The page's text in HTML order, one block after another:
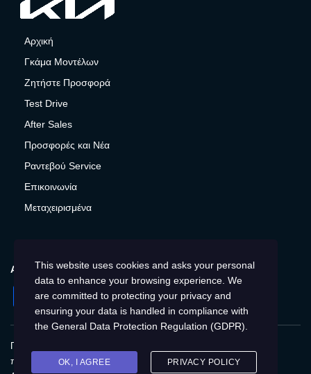
Αρχική
Γκάμα Μοντέλων
Ζητήστε Προσφορά
Test Drive
After Sales
Προσφορές και Νέα
Ραντεβού Service
Επικοινωνία
Μεταχειρισμένα
ΑΚΟΛΟΥΘΉΣΤΕ ΜΑΣ
Facebook
Instagram
Twitter
YouTube
Πολιτική Απορρήτου
προσωπικών δεδομένων
Αποτύπωση
This website uses cookies and asks your personal
data to enhance your browsing experience. We
are committed to protecting your privacy and
ensuring your data is handled in compliance with
the General Data Protection Regulation (GDPR)
OK, I AGREE PRIVACY POLICY